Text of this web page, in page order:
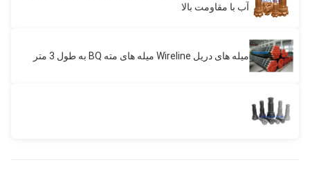
آب با مقاومت بالا
میله های دریل Wireline میله های مته BQ به طول 3 متر